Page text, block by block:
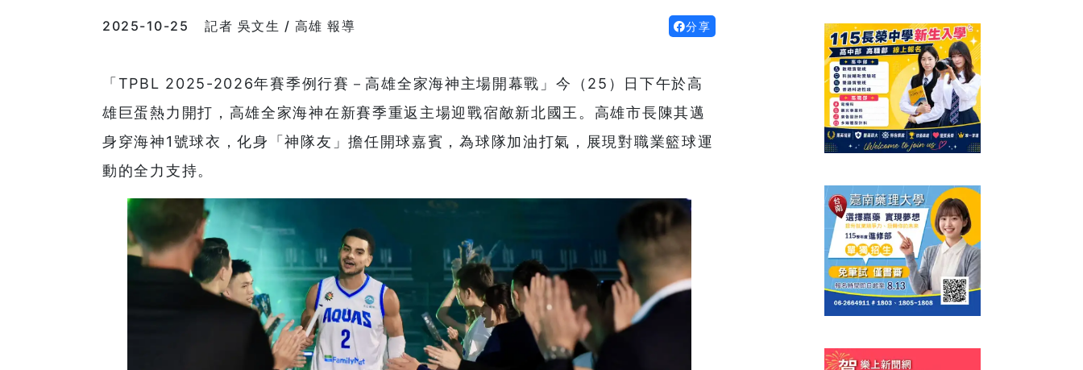
2025-10-25 記者 吳文生 / 高雄 報導 分享
「TPBL 2025-2026年賽季例行賽－高雄全家海神主場開幕戰」今（25）日下午於高
雄巨蛋熱力開打，高雄全家海神在新賽季重返主場迎戰宿敵新北國王。高雄市長陳其邁
身穿海神1號球衣，化身「神隊友」擔任開球嘉賓，為球隊加油打氣，展現對職業籃球運
動的全力支持。